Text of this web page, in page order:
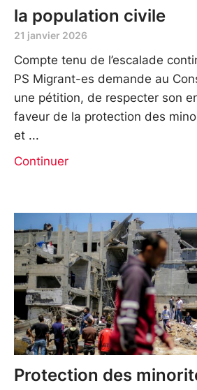
la population civile
21 janvier 2026
Compte tenu de l’escalade
PS Migrant-es demande au
une pétition, de respecter son
faveur de la protection des
et
Continuer
Protection des